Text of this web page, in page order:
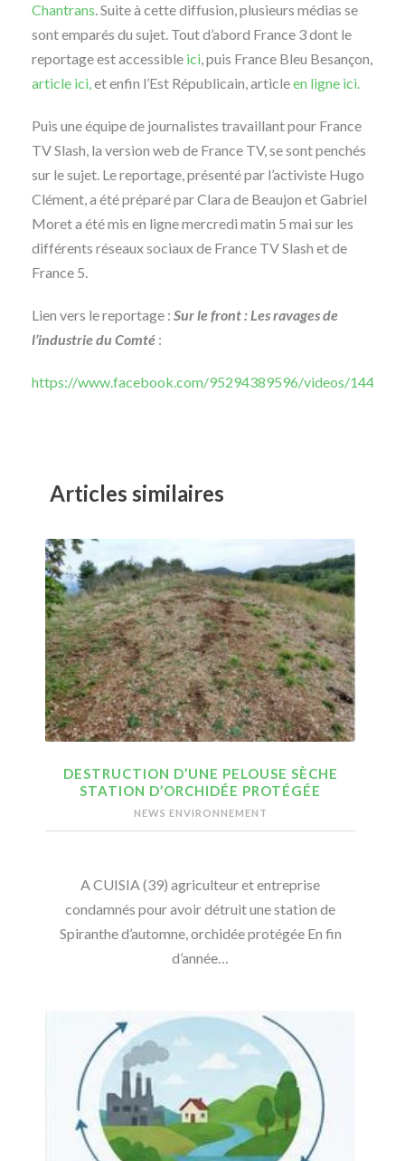
Chantrans. Suite à cette diffusion, plusieurs médias se
sont emparés du sujet. Tout d’abord France 3 dont le
reportage est accessible ici, puis France Bleu Besançon,
article ici,et enfin l’Est Républicain, articleen ligne ici.
Puis une équipe de journalistes travaillant pour France
TV Slash, la version web de France TV, se sont penchés
sur le sujet. Le reportage, présenté par l’activiste Hugo
Clément, a été préparé par Clara de Beaujon et Gabriel
Moret a été mis en ligne mercredi matin 5 mai sur les
différents réseaux sociaux de France TV Slash et de
France 5.
Lien vers le reportage : Sur le front : Les ravages de
l’industrie du Comté :
https://www.facebook.com/95294389596/videos/
Articles similaires
DESTRUCTION D’UNE PELOUSE SÈCHE
STATION D’ORCHIDÉE PROTÉGÉE
NEWS ENVIRONNEMENT
A CUISIA (39) agriculteur et entreprise
condamnés pour avoir détruit une station de
Spiranthe d’automne, orchidée protégée En fin
d’année…